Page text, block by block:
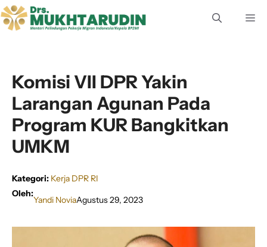
Langsung
ke
Komisi VII DPR Yakin
Larangan Agunan Pada
Program KUR Bangkitkan
UMKM
Kategori: Kerja DPR RI
Oleh:
Yandi NoviaAgustus 29, 2023